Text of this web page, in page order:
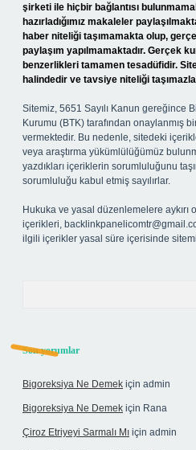
şirketi ile hiçbir bağlantısı
hazırladığımız makaleler
haber niteliği taşımamakta olup,
paylaşım yapılmamaktadır. Gerçek
benzerlikleri tamamen tesadüfidir.
halindedir ve tavsiye niteliği
Sitemiz, 5651 Sayılı Kanun gereğince
Kurumu (BTK) tarafından onaylanmış
vermektedir. Bu nedenle, sitedeki
veya araştırma yükümlülüğümüz
yazdıkları içeriklerin sorumluluğunu
sorumluluğu kabul etmiş sayılırlar.
Hukuka ve yasal düzenlemelere
içerikleri,
ilgili içerikler yasal süre içerisinde
Son yorumlar
Bigoreksiya Ne Demek için admin
Bigoreksiya Ne Demek için Rana
Çiroz Etriyeyi Sarmalı Mı için admin